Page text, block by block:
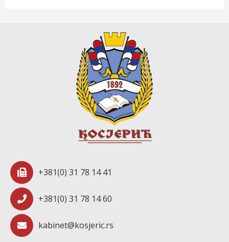
+381(0) 31 78 14 41
+381(0) 31 78 14 60
kabinet@kosjeric.rs